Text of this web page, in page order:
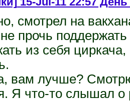
смотрел на
прочь
из себя
вам лучше?
Я что-то слышал